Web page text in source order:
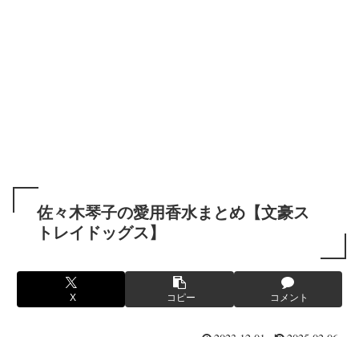
佐々木琴子の愛用香水まとめ【文豪ス
トレイドッグス】
X コピー コメント